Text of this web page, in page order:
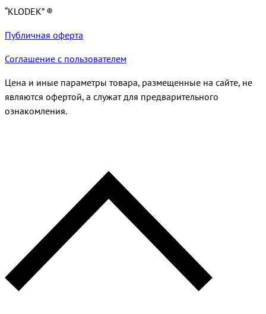
“KLODEK” ®
Публичная оферта
Соглашение с пользователем
Цена и иные параметры товара, размещенные на сайте, не
являются офертой, а служат для предварительного
ознакомления.